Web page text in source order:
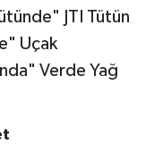
JTI Tütün
Uçak
Verde Yağ